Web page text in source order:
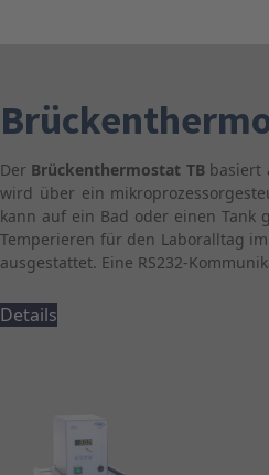
Der Brückenthermostat TBbasiert
wird über ein
kann auf ein Bad oder einen Tank
Temperieren für den Laboralltag
ausgestattet. Eine RS232-
Details